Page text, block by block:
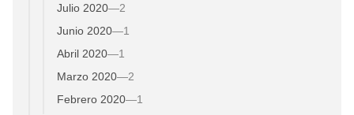
Julio 2020—2
Junio 2020—1
Abril 2020—1
Marzo 2020—2
Febrero 2020—1